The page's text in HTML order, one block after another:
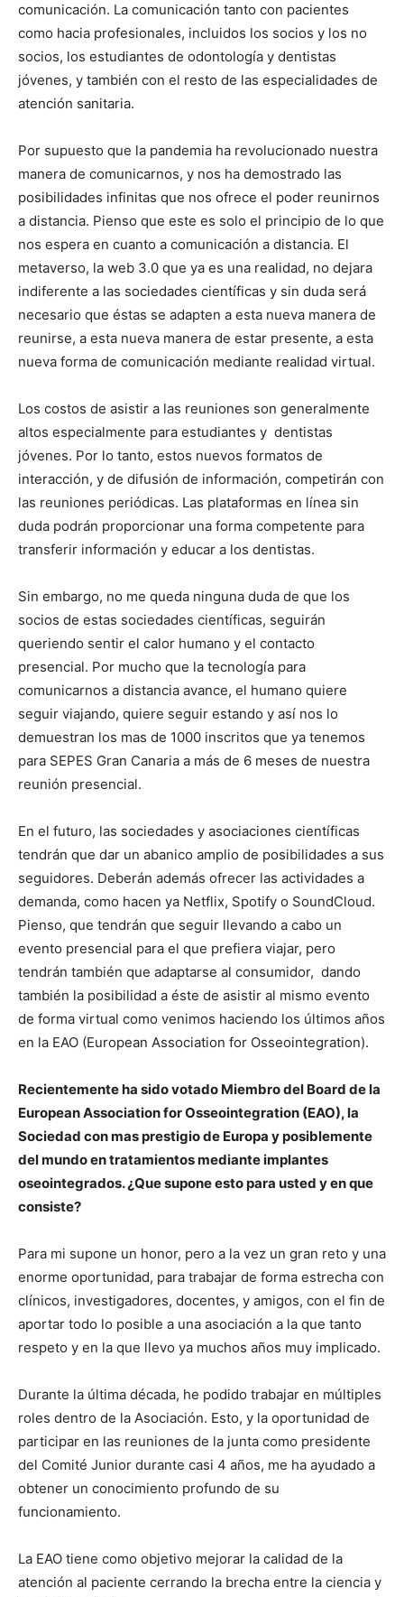
comunicación. La comunicación tanto con pacientes
como hacia profesionales, incluidos los socios y los no
socios, los estudiantes de odontología y dentistas
jóvenes, y también con el resto de las especialidades de
atención sanitaria.
Por supuesto que la pandemia ha revolucionado nuestra
manera de comunicarnos, y nos ha demostrado las
posibilidades infinitas que nos ofrece el poder reunirnos
a distancia. Pienso que este es solo el principio de lo que
nos espera en cuanto a comunicación a distancia. El
metaverso, la web 3.0 que ya es una realidad, no dejara
indiferente a las sociedades científicas y sin duda será
necesario que éstas se adapten a esta nueva manera de
reunirse, a esta nueva manera de estar presente, a esta
nueva forma de comunicación mediante realidad virtual.
Los costos de asistir a las reuniones son generalmente
altos especialmente para estudiantes y dentistas
jóvenes. Por lo tanto, estos nuevos formatos de
interacción, y de difusión de información, competirán con
las reuniones periódicas. Las plataformas en línea sin
duda podrán proporcionar una forma competente para
transferir información y educar a los dentistas.
Sin embargo, no me queda ninguna duda de que los
socios de estas sociedades científicas, seguirán
queriendo sentir el calor humano y el contacto
presencial. Por mucho que la tecnología para
comunicarnos a distancia avance, el humano quiere
seguir viajando, quiere seguir estando y así nos lo
demuestran los mas de 1000 inscritos que ya tenemos
para SEPES Gran Canaria a más de 6 meses de nuestra
reunión presencial.
En el futuro, las sociedades y asociaciones científicas
tendrán que dar un abanico amplio de posibilidades a sus
seguidores. Deberán además ofrecer las actividades a
demanda, como hacen ya Netflix, Spotify o SoundCloud.
Pienso, que tendrán que seguir llevando a cabo un
evento presencial para el que prefiera viajar, pero
tendrán también que adaptarse al consumidor, dando
también la posibilidad a éste de asistir al mismo evento
de forma virtual como venimos haciendo los últimos años
en la EAO (European Association for Osseointegration).
Recientemente ha sido votado Miembro del Board de la
European Association for Osseointegration (EAO), la
Sociedad con mas prestigio de Europa y posiblemente
del mundo en tratamientos mediante implantes
oseointegrados. ¿Que supone esto para usted y en que
consiste?
Para mi supone un honor, pero a la vez un gran reto y una
enorme oportunidad, para trabajar de forma estrecha con
clínicos, investigadores, docentes, y amigos, con el fin de
aportar todo lo posible a una asociación a la que tanto
respeto y en la que llevo ya muchos años muy implicado.
Durante la última década, he podido trabajar en múltiples
roles dentro de la Asociación. Esto, y la oportunidad de
participar en las reuniones de la junta como presidente
del Comité Junior durante casi 4 años, me ha ayudado a
obtener un conocimiento profundo de su
funcionamiento.
La EAO tiene como objetivo mejorar la calidad de la
atención al paciente cerrando la brecha entre la ciencia y